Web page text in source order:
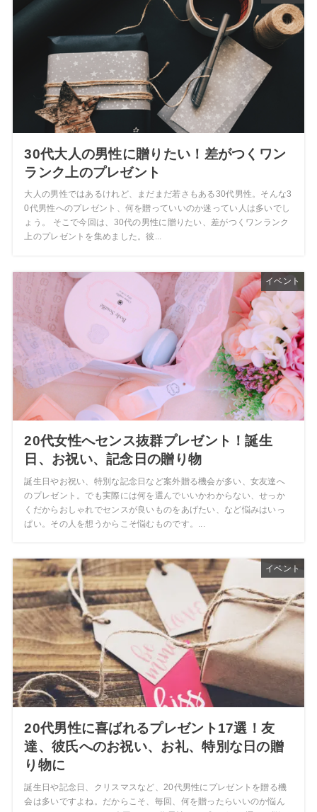
30代大人の男性に贈りたい！差がつくワン
ランク上のプレゼント
大人の男性ではあるけれど、まだまだ若さもある30代男性。そんな3
0代男性へのプレゼント、何を贈っていいのか迷ってい人は多いでし
ょう。 そこで今回は、30代の男性に贈りたい、差がつくワンランク
上のプレゼントを集めました。彼...
イベント
20代女性へセンス抜群プレゼント！誕生
日、お祝い、記念日の贈り物
誕生日やお祝い、特別な記念日など案外贈る機会が多い、女友達へ
のプレゼント。でも実際には何を選んでいいかわからない、せっか
くだからおしゃれでセンスが良いものをあげたい、など悩みはいっ
ぱい。その人を想うからこそ悩むものです。...
イベント
20代男性に喜ばれるプレゼント17選！友
達、彼氏へのお祝い、お礼、特別な日の贈
り物に
誕生日や記念日、クリスマスなど、20代男性にプレゼントを贈る機
会は多いですよね。だからこそ、毎回、何を贈ったらいいのか悩ん